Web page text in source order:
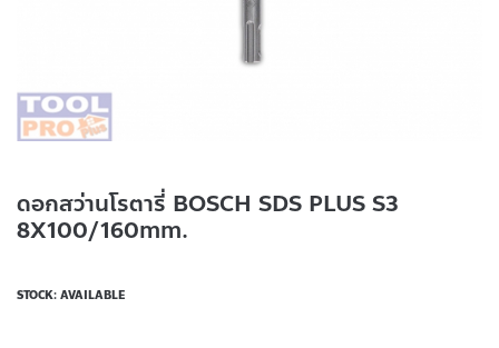
ดอกสว่านโรตารี่ BOSCH SDS PLUS S3
8X100/160mm.
STOCK: AVAILABLE